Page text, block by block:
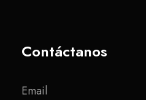
Contáctanos
Email